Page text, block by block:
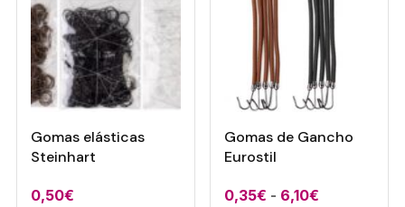
Gomas elásticas
Steinhart
0,50€
Gomas de Gancho
Eurostil
0,35€ - 6,10€